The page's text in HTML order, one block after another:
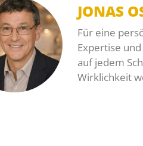
JONAS
Für eine
Expertise
auf jedem
Wirklichkeit